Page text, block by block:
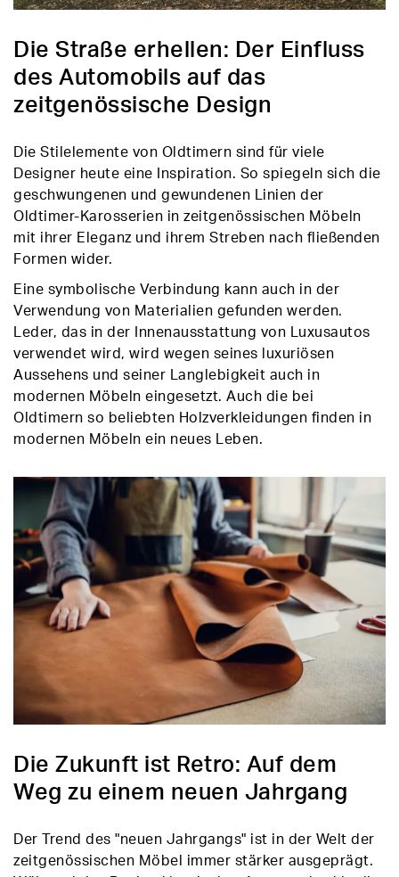
Die Straße erhellen: Der Einfluss
des Automobils auf das
zeitgenössische Design
Die Stilelemente von Oldtimern sind für viele
Designer heute eine Inspiration. So spiegeln sich die
geschwungenen und gewundenen Linien der
Oldtimer-Karosserien in zeitgenössischen Möbeln
mit ihrer Eleganz und ihrem Streben nach fließenden
Formen wider.
Eine symbolische Verbindung kann auch in der
Verwendung von Materialien gefunden werden.
Leder, das in der Innenausstattung von Luxusautos
verwendet wird, wird wegen seines luxuriösen
Aussehens und seiner Langlebigkeit auch in
modernen Möbeln eingesetzt. Auch die bei
Oldtimern so beliebten Holzverkleidungen finden in
modernen Möbeln ein neues Leben.
Die Zukunft ist Retro: Auf dem
Weg zu einem neuen Jahrgang
Der Trend des "neuen Jahrgangs" ist in der Welt der
zeitgenössischen Möbel immer stärker ausgeprägt.